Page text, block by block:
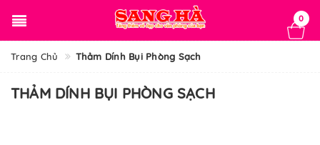
0
Trang Chủ Thảm Dính Bụi Phòng Sạch
THẢM DÍNH BỤI PHÒNG SẠCH